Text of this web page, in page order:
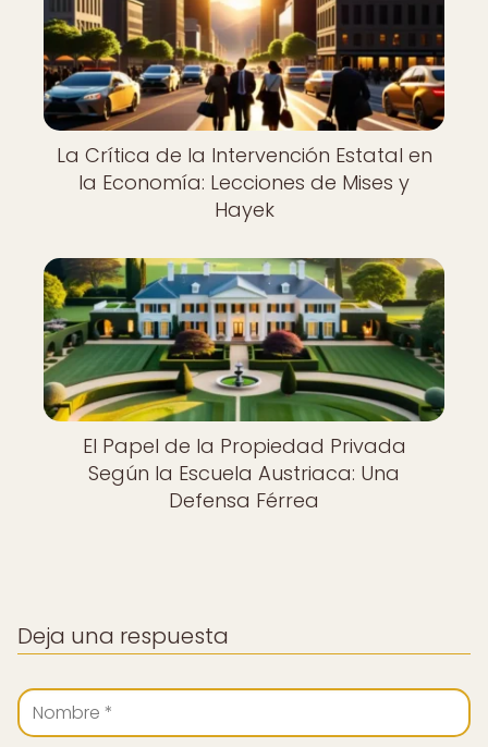
La Crítica de la Intervención Estatal en
la Economía: Lecciones de Mises y
Hayek
El Papel de la Propiedad Privada
Según la Escuela Austriaca: Una
Defensa Férrea
Deja una respuesta